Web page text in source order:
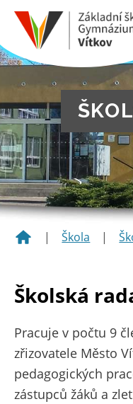
| Škola |
Školská
Pracuje v počtu 9
zřizovatele Město
pedagogických
zástupců žáků a